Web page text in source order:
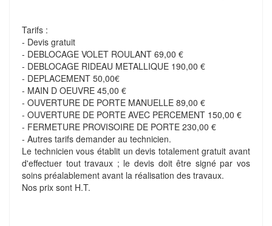
Tarifs :
- Devis gratuit
- DEBLOCAGE VOLET ROULANT 69,00 €
- DEBLOCAGE RIDEAU METALLIQUE 190,00 €
- DEPLACEMENT 50,00€
- MAIN D OEUVRE 45,00 €
- OUVERTURE DE PORTE MANUELLE 89,00 €
- OUVERTURE DE PORTE AVEC PERCEMENT 150,00 €
- FERMETURE PROVISOIRE DE PORTE 230,00 €
- Autres tarifs demander au technicien.
Le technicien vous établit un devis totalement gratuit avant
d'effectuer tout travaux ; le devis doit être signé par vos
soins préalablement avant la réalisation des travaux.
Nos prix sont H.T.